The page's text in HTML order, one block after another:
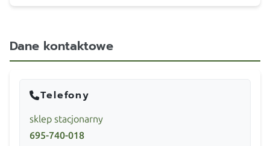
Dane kontaktowe
Telefony
sklep stacjonarny
695-740-018